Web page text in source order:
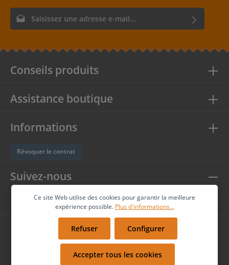
Adresse e-mail*
acceptez nos
conditions générales
Suivez-nous
Conseils produits
Assistance boutique
Informations
Révoquer le contrat
Ce site Web utilise des cookies pour garantir la meilleure
expérience possible. Plus d'informations...
Refuser Configurer
Accepter tous les cookies